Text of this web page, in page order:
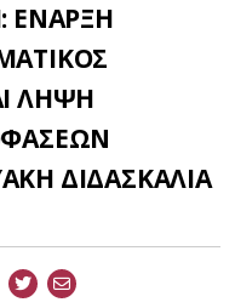
ΕΝΑΡΞΗ
ΛΗΨΗ
ΔΙΔΑΣΚΑΛΙΑ